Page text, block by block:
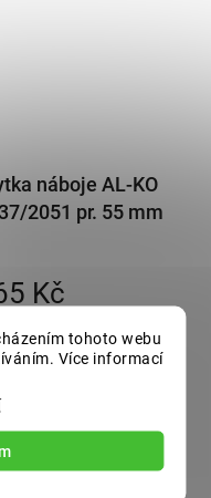
tohoto webu
Více informací
náboje AL-KO
2051 pr. 55 mm
Kč
26 dnů